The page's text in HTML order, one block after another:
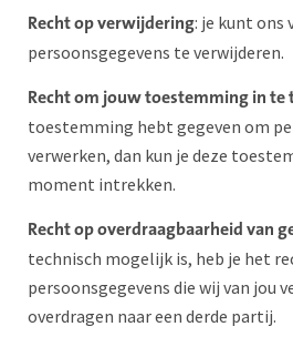
Recht op verwijdering: je kunt ons
persoonsgegevens te verwijderen.
Recht om jouw toestemming in te
toestemming hebt gegeven om
verwerken, dan kun je deze
moment intrekken.
Recht op overdraagbaarheid van
technisch mogelijk is, heb je het
persoonsgegevens die wij van jou
overdragen naar een derde partij.